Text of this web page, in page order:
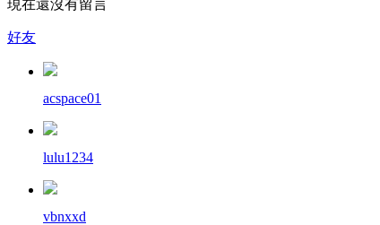
現在還沒有留言
好友
acspace01
lulu1234
vbnxxd